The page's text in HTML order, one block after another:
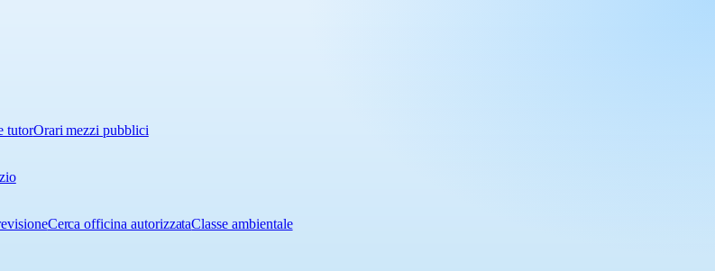
tutorOrari mezzi pubblici
Cerca officina autorizzataClasse ambientale